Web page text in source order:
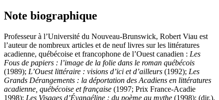
Note biographique
Professeur à l’Université du Nouveau-Brunswick, Robert Viau est
l’auteur de nombreux articles et de neuf livres sur les littératures
acadienne, québécoise et francophone de l’Ouest canadien : Les
Fous de papiers : l’image de la folie dans le roman québécois
(1989); L’Ouest littéraire : visions d’ici et d’ailleurs (1992); Les
Grands Dérangements : la déportation des Acadiens en littératures
acadienne, québécoise et française (1997; Prix France-Acadie
1998); Les Visages d’Évangéline : du poème au mythe (1998); (dir.),